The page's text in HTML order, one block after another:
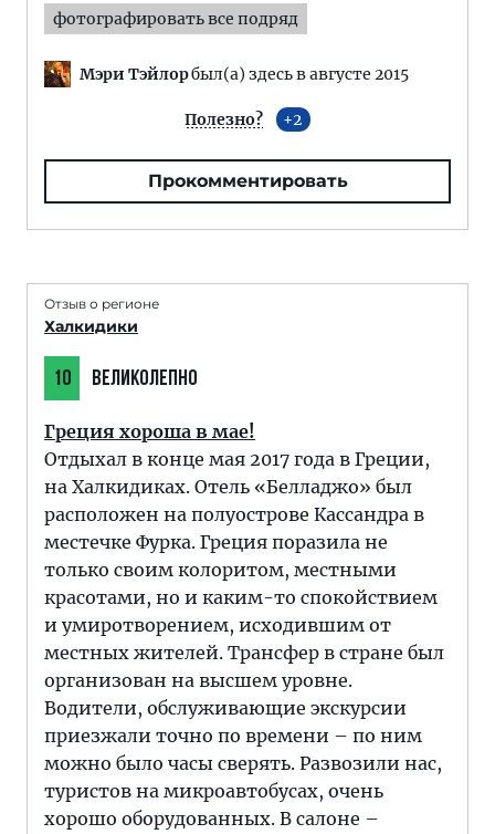
фотографировать все подряд
Мэри Тэйлорбыл(а) здесь в августе 2015
Полезно? 2
Прокомментировать
Отзыв о регионе
Халкидики
10 ВЕЛИКОЛЕПНО
Греция хороша в мае!
Отдыхал в конце мая 2017 года в Греции,
на Халкидиках. Отель «Белладжо» был
расположен на полуострове Кассандра в
местечке Фурка. Греция поразила не
только своим колоритом, местными
красотами, но и каким-то спокойствием
и умиротворением, исходившим от
местных жителей. Трансфер в стране был
организован на высшем уровне.
Водители, обслуживающие экскурсии
приезжали точно по времени – по ним
можно было часы сверять. Развозили нас,
туристов на микроавтобусах, очень
хорошо оборудованных. В салоне –